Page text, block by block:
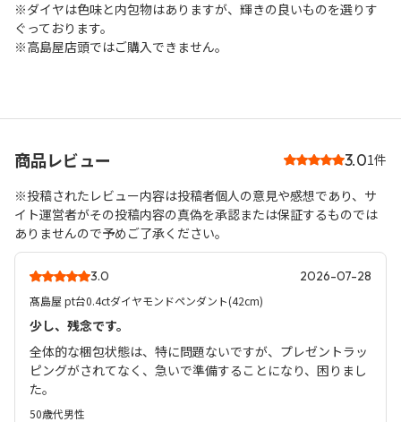
※ダイヤは色味と内包物はありますが、輝きの良いものを選りす
ぐっております。
※高島屋店頭ではご購入できません。
商品レビュー 3.01件
※投稿されたレビュー内容は投稿者個人の意見や感想であり、サ
イト運営者がその投稿内容の真偽を承認または保証するものでは
ありませんので予めご了承ください。
3.0 2026-07-28
髙島屋 pt台0.4ctダイヤモンドペンダント(42cm)
少し、残念です。
全体的な梱包状態は、特に問題ないですが、プレゼントラッ
ピングがされてなく、急いで準備することになり、困りまし
た。
50歳代男性